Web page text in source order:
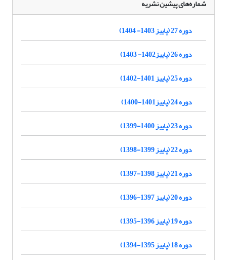
شماره‌های پیشین نشریه
دوره 27 (پاییز 1403- 1404)
دوره 26 (پاییز1402- 1403)
دوره 25 (پاییز 1401-1402)
دوره 24 (پاییز1401-1400)
دوره 23 (پاییز 1400-1399)
دوره 22 (پاییز 1399-1398)
دوره 21 (پاییز 1398-1397)
دوره 20 (پاییز 1397-1396)
دوره 19 (پاییز 1396-1395)
دوره 18 (پاییز 1395-1394)